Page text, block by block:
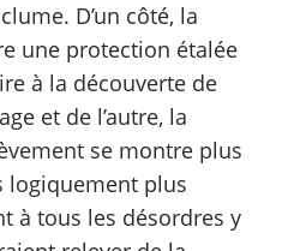
D’un côté, la
une protection étalée
à la découverte de
et de l’autre, la
se montre plus
logiquement plus
à tous les désordres y